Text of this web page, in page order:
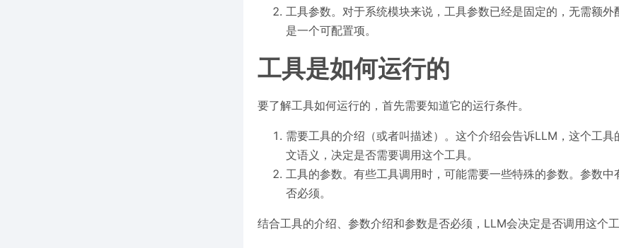
工具参数。对于系统模块来说，工具参数已经是固定的，无需额
是一个可配置项。
工具是如何运行的
要了解工具如何运行的，首先需要知道它的运行条件。
需要工具的介绍（或者叫描述）。这个介绍会告诉LLM，这个工
文语义，决定是否需要调用这个工具。
工具的参数。有些工具调用时，可能需要一些特殊的参数。参数中
否必须。
结合工具的介绍、参数介绍和参数是否必须，LLM会决定是否调用这个